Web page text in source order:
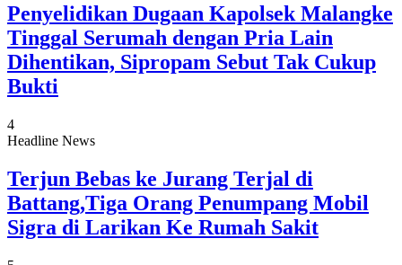
Penyelidikan Dugaan Kapolsek Malangke
Tinggal Serumah dengan Pria Lain
Dihentikan, Sipropam Sebut Tak Cukup
Bukti
4
Headline News
Terjun Bebas ke Jurang Terjal di
Battang,Tiga Orang Penumpang Mobil
Sigra di Larikan Ke Rumah Sakit